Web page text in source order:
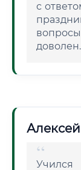
с
доволен.
Алексей
Учился